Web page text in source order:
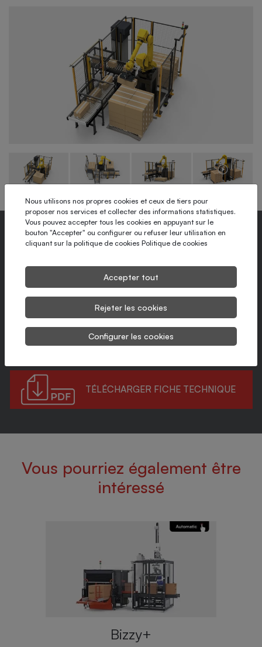
100 % configurable
Possibilité d’effectuer plusieurs fonctions
Solutions disponibles pour tout type de charge
Peut intégrer le sensorique pour prendre des décisions en
déplacement
Précision de travail très élevée
TÉLÉCHARGER FICHE TECHNIQUE
Vous pourriez également être
intéressé
Bizzy+
Nous utilisons nos propres cookies et ceux de tiers pour
proposer nos services et collecter des informations statistiques.
Vous pouvez accepter tous les cookies en appuyant sur le
bouton "Accepter" ou configurer ou refuser leur utilisation en
cliquant sur la politique de cookies Politique de cookies
Accepter tout
Rejeter les cookies
Configurer les cookies